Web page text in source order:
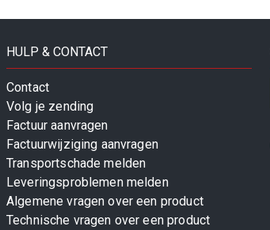
HULP & CONTACT
Contact
Volg je zending
Factuur aanvragen
Factuurwijziging aanvragen
Transportschade melden
Leveringsproblemen melden
Algemene vragen over een product
Technische vragen over een product